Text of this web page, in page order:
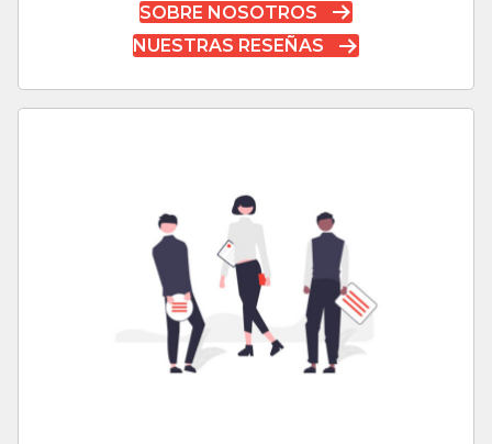
SOBRE NOSOTROS
NUESTRAS RESEÑAS